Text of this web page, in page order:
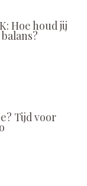
Hoe houd jij
Tijd voor